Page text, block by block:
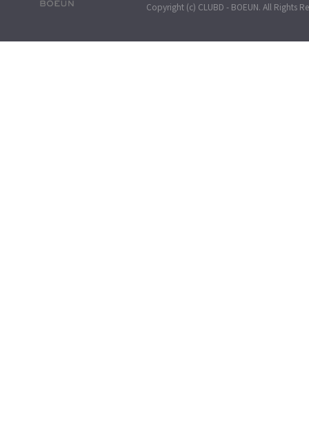
Copyright (c) CLUBD - BOEUN. All Rights